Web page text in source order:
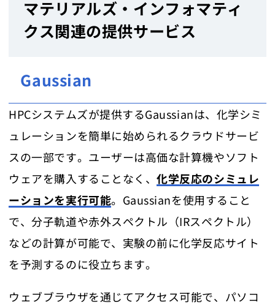
マテリアルズ・インフォマティ
クス関連の提供サービス
Gaussian
HPCシステムズが提供するGaussianは、化学シミ
ュレーションを簡単に始められるクラウドサービ
スの一部です。ユーザーは高価な計算機やソフト
ウェアを購入することなく、化学反応のシミュレ
ーションを実行可能。Gaussianを使用すること
で、分子軌道や赤外スペクトル（IRスペクトル）
などの計算が可能で、実験の前に化学反応サイト
を予測するのに役立ちます。
ウェブブラウザを通じてアクセス可能で、パソコ